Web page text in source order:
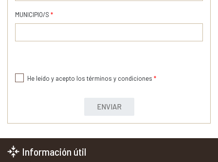
MUNICIPIO/S *
He leído y acepto los términos y condiciones *
ENVIAR
Información útil